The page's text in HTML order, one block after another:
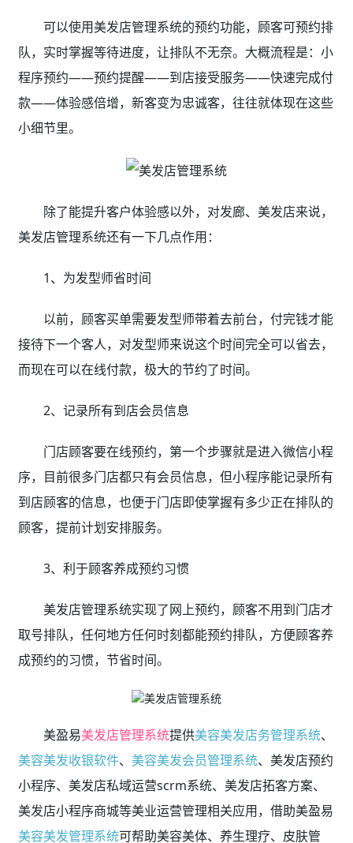
可以使用美发店管理系统的预约功能，顾客可预约排
队，实时掌握等待进度，让排队不无奈。大概流程是：小
程序预约——预约提醒——到店接受服务——快速完成付
款——体验感倍增，新客变为忠诚客，往往就体现在这些
小细节里。
除了能提升客户体验感以外，对发廊、美发店来说，
美发店管理系统还有一下几点作用：
1、为发型师省时间
以前，顾客买单需要发型师带着去前台，付完钱才能
接待下一个客人，对发型师来说这个时间完全可以省去，
而现在可以在线付款，极大的节约了时间。
2、记录所有到店会员信息
门店顾客要在线预约，第一个步骤就是进入微信小程
序，目前很多门店都只有会员信息，但小程序能记录所有
到店顾客的信息，也便于门店即使掌握有多少正在排队的
顾客，提前计划安排服务。
3、利于顾客养成预约习惯
美发店管理系统实现了网上预约，顾客不用到门店才
取号排队，任何地方任何时刻都能预约排队，方便顾客养
成预约的习惯，节省时间。
美盈易美发店管理系统提供美容美发店务管理系统、
美容美发收银软件、 美容美发会员管理系统、美发店预约
小程序、美发店私域运营scrm系统、美发店拓客方案、
美发店小程序商城等美业运营管理相关应用，借助美盈易
美容美发管理系统可帮助美容美体、养生理疗、皮肤管